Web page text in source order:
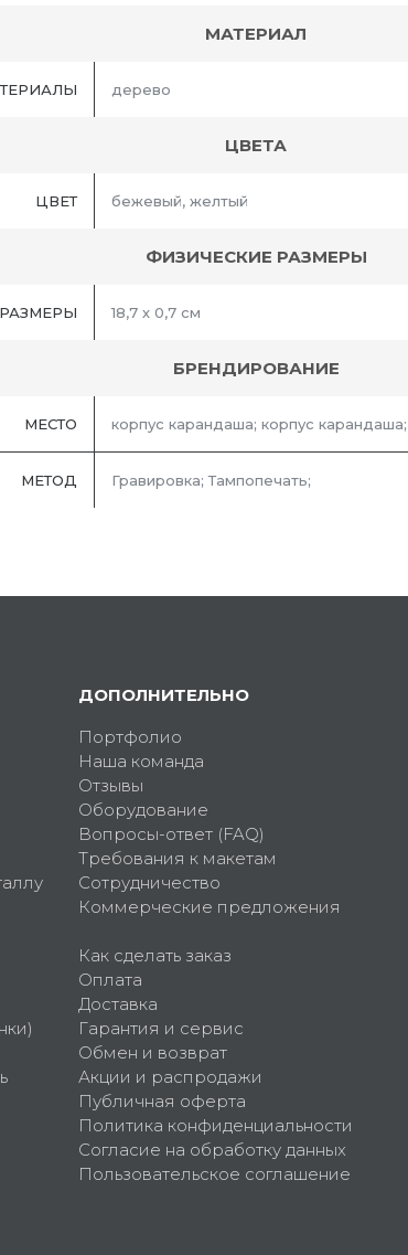
МАТЕРИАЛ
дерево
ЦВЕТА
ЦВЕТ бежевый, желтый
ФИЗИЧЕСКИЕ РАЗМЕРЫ
РАЗМЕРЫ 18,7 х 0,7 см
БРЕНДИРОВАНИЕ
МЕСТО корпус карандаша; корпус карандаша;
МЕТОД Гравировка; Тампопечать;
ДОПОЛНИТЕЛЬНО
Портфолио
Наша команда
Отзывы
Оборудование
Вопросы-ответ (FAQ)
Требования к макетам
Сотрудничество
Коммерческие предложения
Как сделать заказ
Оплата
Доставка
Гарантия и сервис
Обмен и возврат
Акции и распродажи
Публичная оферта
Политика конфиденциальности
Согласие на обработку данных
Пользовательское соглашение